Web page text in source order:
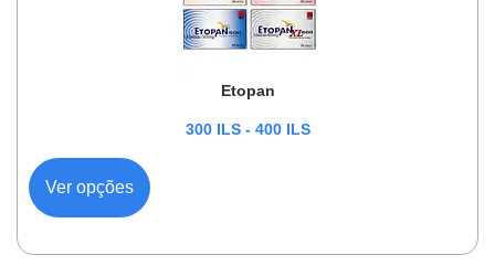
Etopan
300 ILS - 400 ILS
Ver opções